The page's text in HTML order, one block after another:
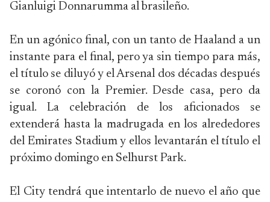
Gianluigi Donnarumma al brasileño.
En un agónico final, con un tanto de Haaland a un
instante para el final, pero ya sin tiempo para más,
el título se diluyó y el Arsenal dos décadas después
se coronó con la Premier. Desde casa, pero da
igual. La celebración de los aficionados se
extenderá hasta la madrugada en los alrededores
del Emirates Stadium y ellos levantarán el título el
próximo domingo en Selhurst Park.
El City tendrá que intentarlo de nuevo el año que